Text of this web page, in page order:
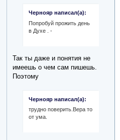
Чернояр написал(а):
Попробуй прожить день
в Духе . -
Так ты даже и понятия не
имеешь о чем сам пишешь.
Поэтому
Чернояр написал(а):
трудно поверить.Вера то
от ума.